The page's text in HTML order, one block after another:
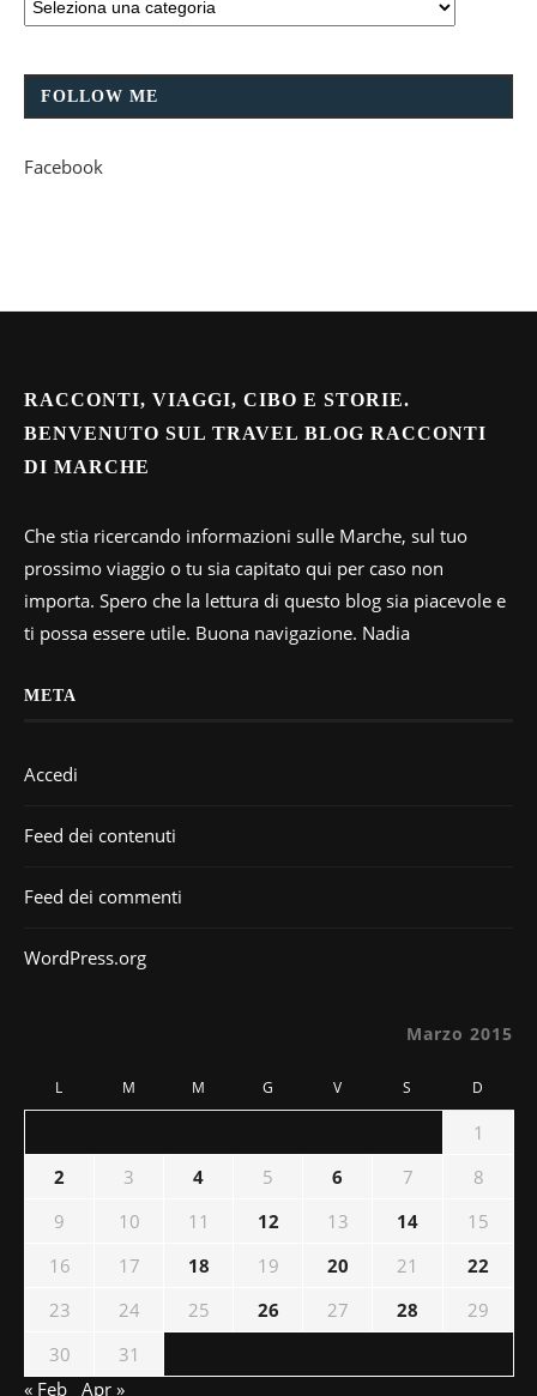
FOLLOW ME
Facebook
RACCONTI, VIAGGI, CIBO E STORIE.
BENVENUTO SUL TRAVEL BLOG RACCONTI
DI MARCHE
Che stia ricercando informazioni sulle Marche, sul tuo
prossimo viaggio o tu sia capitato qui per caso non
importa. Spero che la lettura di questo blog sia piacevole e
ti possa essere utile. Buona navigazione. Nadia
META
Accedi
Feed dei contenuti
Feed dei commenti
WordPress.org
Marzo 2015
L M M G V S D
1
2
3 4 5 6 7
8
9
10 11 12 13 14
15
16
17 18 19 20 21
22
23
24 25 26 27 28
29
30
31
« Feb Apr »